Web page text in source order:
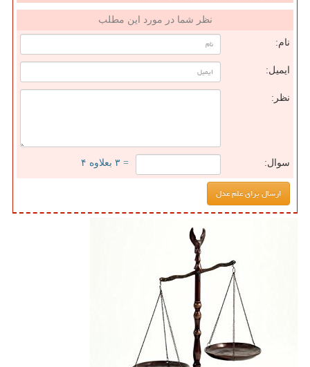
نظر شما در مورد این مطلب
نام:
ایمیل:
نظر:
سوال: = ۳ بعلاوه ۴